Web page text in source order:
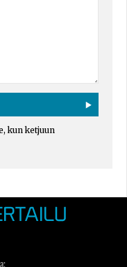
kun ketjuun